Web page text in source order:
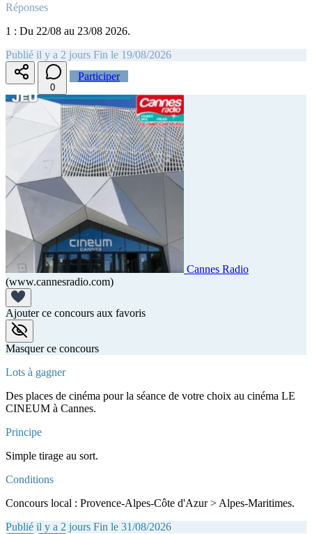
Réponses
1 : Du 22/08 au 23/08 2026.
Publié il y a 2 jours Fin le 19/08/2026
0
Participer
Cannes Radio
(www.cannesradio.com)
Ajouter ce concours aux favoris
Masquer ce concours
Lots à gagner
Des places de cinéma pour la séance de votre choix au cinéma LE
CINEUM à Cannes.
Principe
Simple tirage au sort.
Conditions
Concours local : Provence-Alpes-Côte d'Azur > Alpes-Maritimes.
Publié il y a 2 jours Fin le 31/08/2026